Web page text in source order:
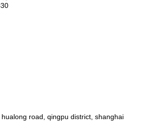
road, qingpu district, shanghai